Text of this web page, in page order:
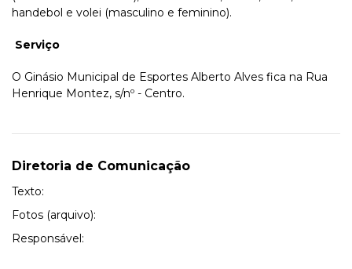
handebol e volei (masculino e feminino).
Serviço
O Ginásio Municipal de Esportes Alberto Alves fica na Rua
Henrique Montez, s/nº - Centro.
Diretoria de Comunicação
Texto:
Fotos (arquivo):
Responsável: